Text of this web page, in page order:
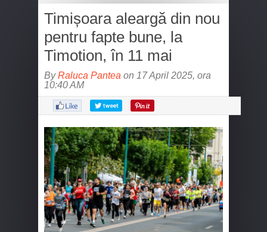
Timișoara aleargă din nou
pentru fapte bune, la
Timotion, în 11 mai
ByRaluca Pantea on 17 April 2025, ora
10:40 AM